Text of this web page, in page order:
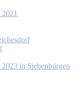
2023 in Sie­ben­bür­gen